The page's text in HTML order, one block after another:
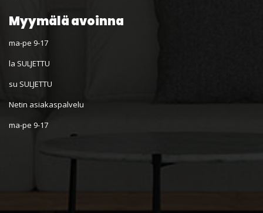
Myymälä avoinna
ma-pe 9-17
la SULJETTU
su SULJETTU
Netin asiakaspalvelu
ma-pe 9-17